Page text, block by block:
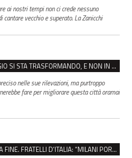
ai nostri tempi non ci crede nessuno
vecchio e superato. La Zanicchi
IL CENTRO STORICO DI REGGIO SI STA TRASFORMANDO, E NON IN MEGLIO
nelle sue rilevazioni, ma purtroppo
fare per migliorare questa città oramai
HELLWATT, SCONTRO SENZA FINE. FRATELLI D’ITALIA: “MILANI PORTA DOCUMENTI, DE FRANCO INSULTI”